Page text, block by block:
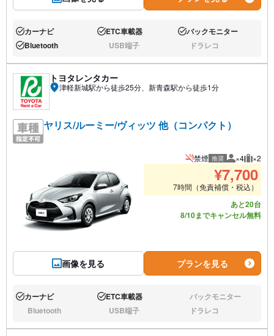
あり:カーナビ あり:ETC車載器 あり:バックモニター
あり:Bluetooth なし:USB端子 なし:ドラレコ
トヨタレンタカー
津軽新城駅から徒歩25分、新青森駅から徒歩1分
ヤリス/ルーミー/ヴィッツ 他（コンパクト）
画像を見る
禁煙 推奨 推奨人数
×4 推奨
×2
¥7,700
7時間（免責補償・税込）
あと20台
8/10までキャンセル無料
プランを見る
あり:カーナビ あり:ETC車載器 なし:バックモニター
なし:Bluetooth なし:USB端子 なし:ドラレコ